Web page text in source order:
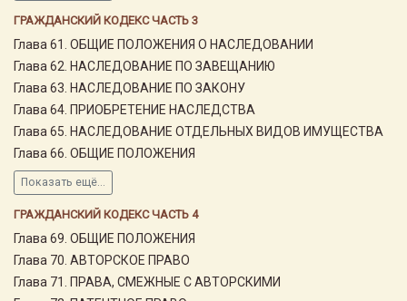
ГРАЖДАНСКИЙ КОДЕКС ЧАСТЬ 3
Глава 61. ОБЩИЕ ПОЛОЖЕНИЯ О НАСЛЕДОВАНИИ
Глава 62. НАСЛЕДОВАНИЕ ПО ЗАВЕЩАНИЮ
Глава 63. НАСЛЕДОВАНИЕ ПО ЗАКОНУ
Глава 64. ПРИОБРЕТЕНИЕ НАСЛЕДСТВА
Глава 65. НАСЛЕДОВАНИЕ ОТДЕЛЬНЫХ ВИДОВ ИМУЩЕСТВА
Глава 66. ОБЩИЕ ПОЛОЖЕНИЯ
Показать ещё...
ГРАЖДАНСКИЙ КОДЕКС ЧАСТЬ 4
Глава 69. ОБЩИЕ ПОЛОЖЕНИЯ
Глава 70. АВТОРСКОЕ ПРАВО
Глава 71. ПРАВА, СМЕЖНЫЕ С АВТОРСКИМИ